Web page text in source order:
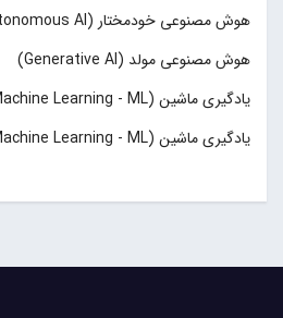
هوش مصنوعی خودمختار (Autonomous AI)
هوش مصنوعی مولد (Generative AI)
یادگیری ماشین (Machine Learning - ML)
یادگیری ماشین (Machine Learning - ML)